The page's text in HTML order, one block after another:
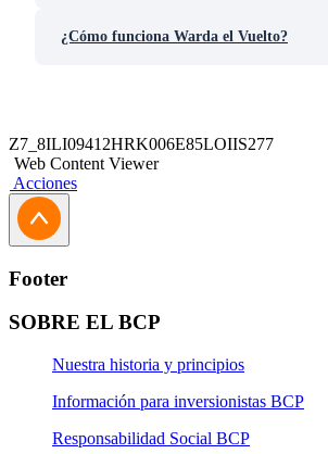
¿Cómo funciona Warda el Vuelto?
Z7_8ILI09412HRK006E85LOIIS277
Web Content Viewer
Acciones
Footer
SOBRE EL BCP
Nuestra historia y principios
Información para inversionistas BCP
Responsabilidad Social BCP